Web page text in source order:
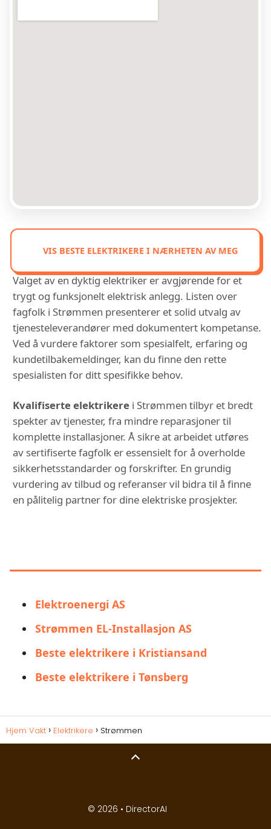
VIS BESTE ELEKTRIKERE I NÆRHETEN AV MEG
Valget av en dyktig elektriker er avgjørende for et
trygt og funksjonelt elektrisk anlegg. Listen over
fagfolk i Strømmen presenterer et solid utvalg av
tjenesteleverandører med dokumentert kompetanse.
Ved å vurdere faktorer som spesialfelt, erfaring og
kundetilbakemeldinger, kan du finne den rette
spesialisten for ditt spesifikke behov.
Kvalifiserte elektrikere i Strømmen tilbyr et bredt
spekter av tjenester, fra mindre reparasjoner til
komplette installasjoner. Å sikre at arbeidet utføres
av sertifiserte fagfolk er essensielt for å overholde
sikkerhetsstandarder og forskrifter. En grundig
vurdering av tilbud og referanser vil bidra til å finne
en pålitelig partner for dine elektriske prosjekter.
Elektroenergi AS
Strømmen EL-Installasjon AS
Beste elektrikere i Kristiansand
Beste elektrikere i Tønsberg
Hjem Vakt Elektrikere Strømmen
© 2026 • DirectorAI